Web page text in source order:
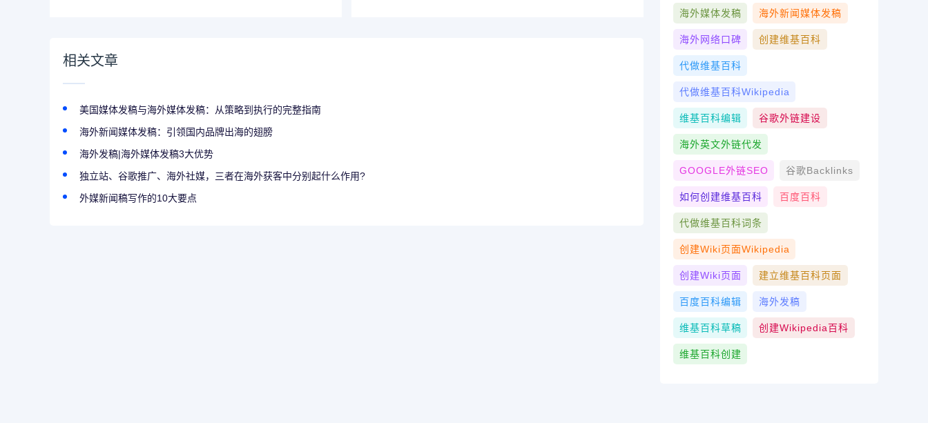
相关文章
美国媒体发稿与海外媒体发稿：从策略到执行的完整指南
海外新闻媒体发稿：引领国内品牌出海的翅膀
海外发稿|海外媒体发稿3大优势
独立站、谷歌推广、海外社媒，三者在海外获客中分别起什么作用?
外媒新闻稿写作的10大要点
海外媒体发稿 海外新闻媒体发稿
海外网络口碑 创建维基百科
代做维基百科
代做维基百科wikipedia
维基百科编辑 谷歌外链建设
海外英文外链代发
GOOGLE外链SEO 谷歌Backlinks
如何创建维基百科 百度百科
代做维基百科词条
创建wiki页面Wikipedia
创建wiki页面 建立维基百科页面
百度百科编辑 海外发稿
维基百科草稿 创建Wikipedia百科
维基百科创建